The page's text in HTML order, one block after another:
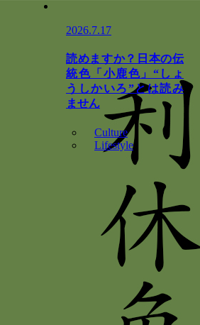
2026.7.17
読めますか？日本の伝
統色「小鹿色」“しょ
うしかいろ”とは読み
ません
Culture
Lifestyle